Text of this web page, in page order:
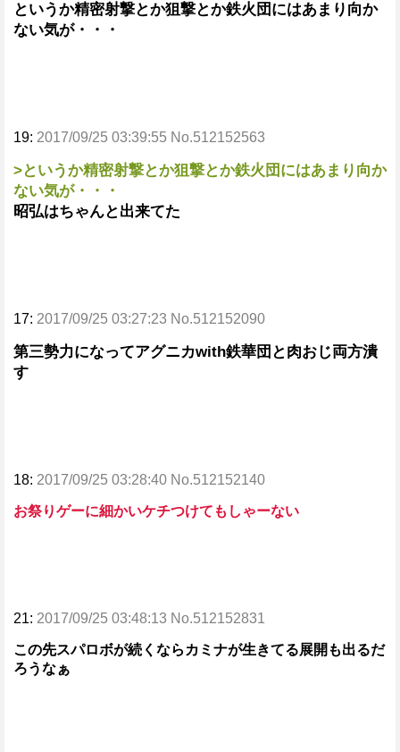
というか精密射撃とか狙撃とか鉄火団にはあまり向か
ない気が・・・
19: 2017/09/25 03:39:55 No.512152563
>というか精密射撃とか狙撃とか鉄火団にはあまり向か
ない気が・・・
昭弘はちゃんと出来てた
17: 2017/09/25 03:27:23 No.512152090
第三勢力になってアグニカwith鉄華団と肉おじ両方潰
す
18: 2017/09/25 03:28:40 No.512152140
お祭りゲーに細かいケチつけてもしゃーない
21: 2017/09/25 03:48:13 No.512152831
この先スパロボが続くならカミナが生きてる展開も出るだ
ろうなぁ